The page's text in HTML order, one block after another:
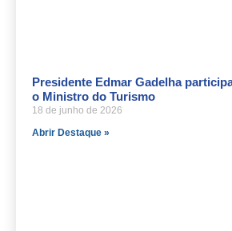
Presidente Edmar Gadelha
o Ministro do Turismo
18 de junho de 2026
Abrir Destaque »